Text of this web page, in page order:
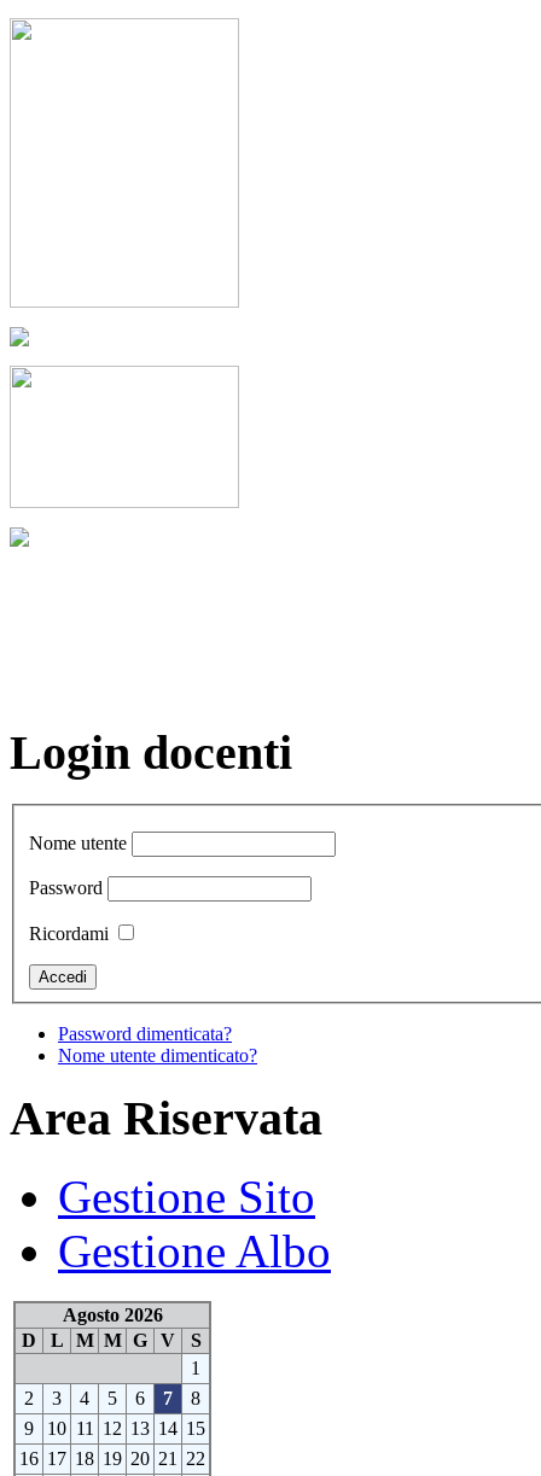
Login docenti
Nome utente
Password
Ricordami
Password dimenticata?
Nome utente dimenticato?
Area Riservata
Gestione Sito
Gestione Albo
Agosto 2026
D
L M M G V
S
1
2
3 4 5 6 7
8
9
10 11 12 13 14 15
16 17 18 19 20 21
22